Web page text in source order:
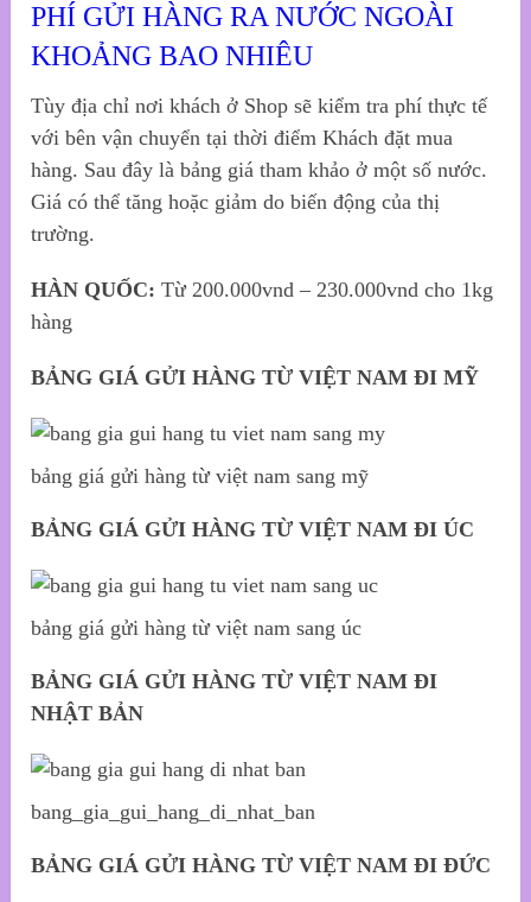
PHÍ GỬI HÀNG RA NƯỚC NGOÀI
KHOẢNG BAO NHIÊU
Tùy địa chỉ nơi khách ở Shop sẽ kiểm tra phí thực tế
với bên vận chuyển tại thời điểm Khách đặt mua
hàng. Sau đây là bảng giá tham khảo ở một số nước.
Giá có thể tăng hoặc giảm do biến động của thị
trường.
HÀN QUỐC: Từ 200.000vnd – 230.000vnd cho 1kg
hàng
BẢNG GIÁ GỬI HÀNG TỪ VIỆT NAM ĐI MỸ
bảng giá gửi hàng từ việt nam sang mỹ
BẢNG GIÁ GỬI HÀNG TỪ VIỆT NAM ĐI ÚC
bảng giá gửi hàng từ việt nam sang úc
BẢNG GIÁ GỬI HÀNG TỪ VIỆT NAM ĐI
NHẬT BẢN
bang_gia_gui_hang_di_nhat_ban
BẢNG GIÁ GỬI HÀNG TỪ VIỆT NAM ĐI ĐỨC